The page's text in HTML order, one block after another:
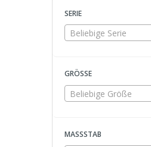
SERIE
Beliebige Serie
GRÖSSE
Beliebige Größe
MASSSTAB